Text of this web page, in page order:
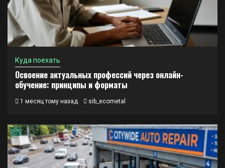
Куда поехать
Освоение актуальных профессий через онлайн-
обучение: принципы и форматы
1 месяц тому назад sib_ecometal